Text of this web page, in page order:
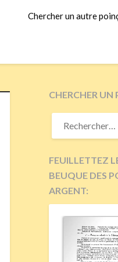
Chercher un autre
CHERCHER UN
RECHERCHER :
FEUILLETTEZ
BEUQUE DES
ARGENT: